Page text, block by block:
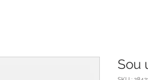
Sou